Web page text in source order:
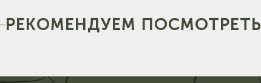
РЕКОМЕНДУЕМ ПОСМОТРЕТЬ